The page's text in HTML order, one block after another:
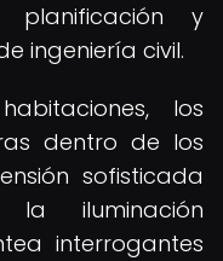
planificación y
ingeniería civil.
los
dentro de los
sofisticada
iluminación
interrogantes